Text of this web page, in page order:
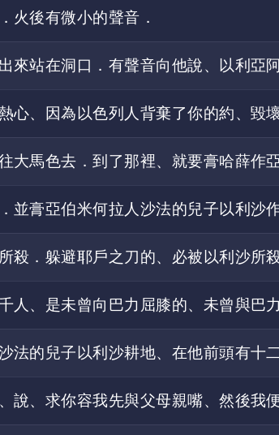
火後有微小的聲音．
來站在洞口．有聲音向他說、以利亞
心、因為以色列人背棄了你的約、毀
大馬色去．到了那裡、就要膏哈薛作
並膏亞伯米何拉人沙法的兒子以利沙
殺．躲避耶戶之刀的、必被以利沙所殺
人、是未曾向巴力屈膝的、未曾與巴力
法的兒子以利沙耕地、在他前頭有十
說、求你容我先與父母親嘴、然後我